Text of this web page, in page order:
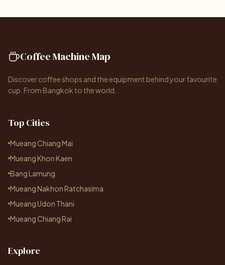
Coffee Machine Map
Discover coffee shops and the equipment behind your favourite
cup. From Bangkok to the world.
Top Cities
Mueang Chiang Mai
Mueang Khon Kaen
Bang Lamung
Mueang Nakhon Ratchasima
Mueang Udon Thani
Mueang Chiang Rai
Explore